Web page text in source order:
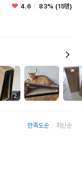
4.6 83% (15명)
2
만족도순 최신순